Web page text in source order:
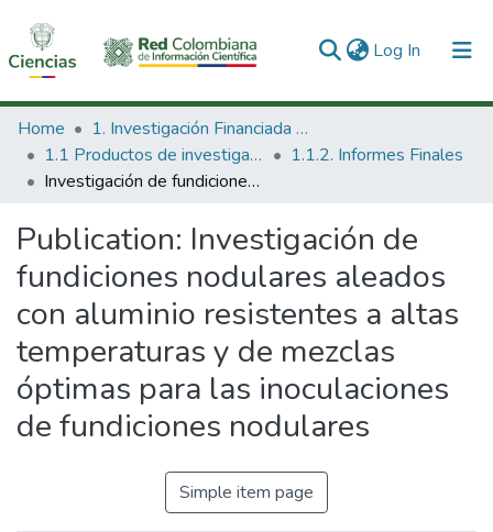
Log In (current)
Communities & Collections
All of DSpace
Home
1. Investigación Financiada con Recursos Públicos
1.1 Productos de investigación
1.1.2. Informes Finales
Investigación de fundiciones nodulares aleados con aluminio resistentes a altas temperaturas y de mezclas óptimas para las inoculaciones de fundiciones nodulares
Publication: Investigación de
fundiciones nodulares aleados
con aluminio resistentes a altas
temperaturas y de mezclas
óptimas para las inoculaciones
de fundiciones nodulares
Simple item page